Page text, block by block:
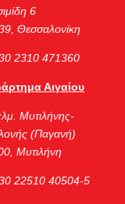
6
Θεσσαλονίκη
2310 471360
Αιγαίου
Μυτιλήνης-
(Παγανή)
Μυτιλήνη
22510 40504-5